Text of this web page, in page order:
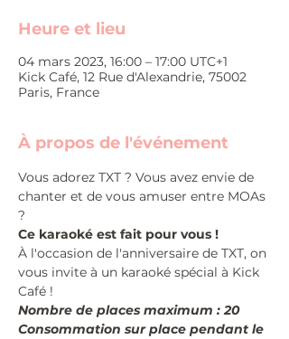
Heure et lieu
04 mars 2023, 16:00 – 17:00 UTC+1
Kick Café, 12 Rue d'Alexandrie, 75002
Paris, France
À propos de l'événement
Vous adorez TXT ? Vous avez envie de
chanter et de vous amuser entre MOAs
?
Ce karaoké est fait pour vous !
À l'occasion de l'anniversaire de TXT, on
vous invite à un karaoké spécial à Kick
Café !
Nombre de places maximum : 20
Consommation sur place pendant le